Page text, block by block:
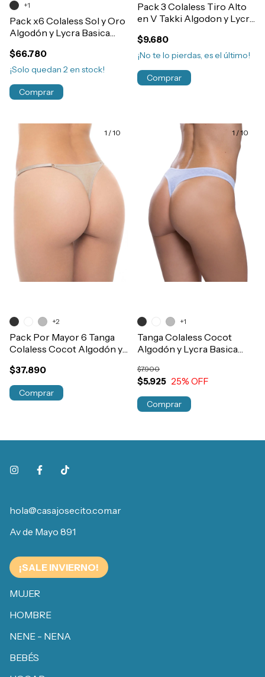
Pack x6 Colaless Sol y Oro
Algodón y Lycra Basica
$66.780
¡Solo quedan 2en stock!
+1
Comprar
Pack 3 Colaless Tiro Alto
en V Takki Algodon y Lycra
$9.680
¡No te lo pierdas, es el último!
Comprar
1 /10
Pack Por Mayor 6 Tanga
Colaless Cocot Algodón y
$37.890
+2
Comprar
1 /10
Tanga Colaless Cocot
Algodón y Lycra Basica
$5.925
$7.900
25% OFF
+1
Comprar
hola@casajosecito.com.ar
Av de Mayo 891
¡SALE INVIERNO!
MUJER
HOMBRE
NENE - NENA
BEBÉS